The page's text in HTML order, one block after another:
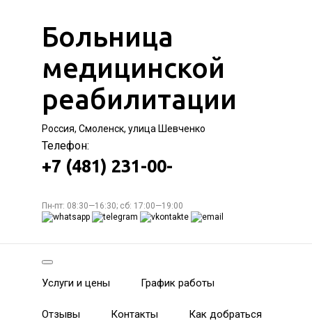
Больница
медицинской
реабилитации
Россия, Смоленск, улица Шевченко
Телефон:
+7 (481) 231-00-
Пн-пт: 08:30—16:30; сб: 17:00—19:00
Услуги и цены График работы
Отзывы Контакты Как добраться